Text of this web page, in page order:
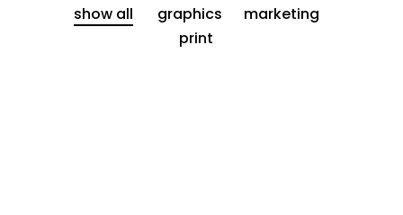
show all graphics
marketing
print